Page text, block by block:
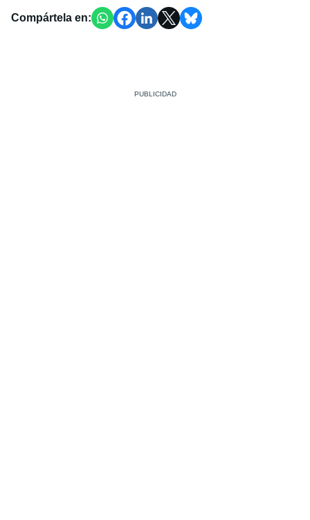
Compártela en: